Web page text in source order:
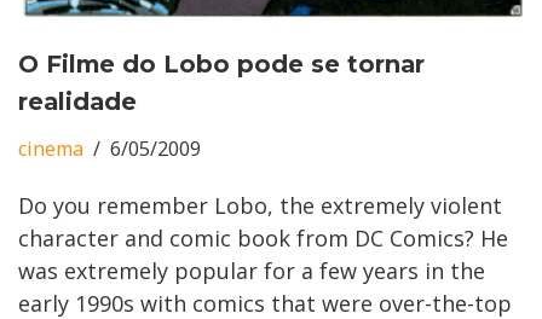
O Filme do Lobo pode se tornar
realidade
cinema 6/05/2009
Do you remember Lobo, the extremely violent
character and comic book from DC Comics? He
was extremely popular for a few years in the
early 1990s with comics that were over-the-top